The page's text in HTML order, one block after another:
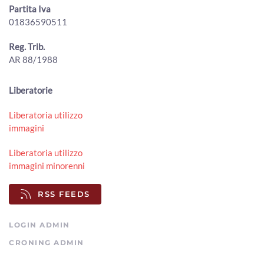
giovani avvocati ai detenuti contro il caldo
50 milioni di tasse non riscosse, il comune di Arezzo punta
ArezzoTV
interrogazioni in consiglio comunale
00:03:39 - Giovedì, 30 Luglio 2026
ArezzoTV
Partita Iva
01836590511
Reg. Trib.
AR 88/1988
Liberatorie
Liberatoria utilizzo
immagini
Liberatoria utilizzo
immagini minorenni
RSS FEEDS
LOGIN ADMIN
CRONING ADMIN